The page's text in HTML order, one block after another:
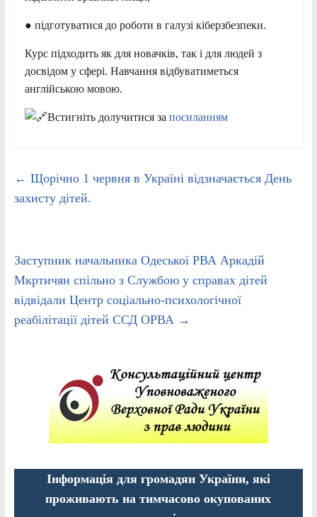
● підготуватися до роботи в галузі кіберзбезпеки.
Курс підходить як для новачків, так і для людей з
досвідом у сфері. Навчання відбуватиметься
англійською мовою.
Встигніть долучитися за посиланням
← Щорічно 1 червня в Україні відзначається День
захисту дітей.
Заступник начальника Одеської РВА Аркадій
Мкртичян спільно з Службою у справах дітей
відвідали Центр соціально-психологічної
реабілітації дітей ССД ОРВА →
Інформація для громадян України, які
проживають на тимчасово окупованих